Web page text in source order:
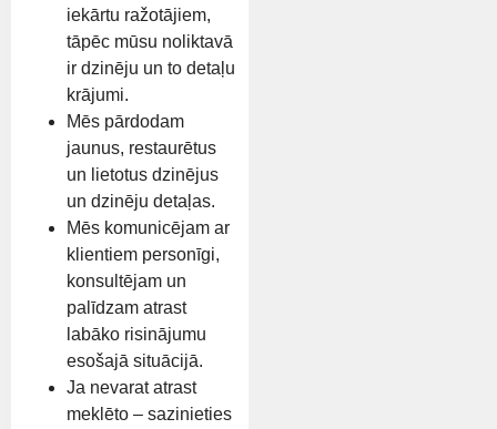
iekārtu ražotājiem,
tāpēc mūsu noliktavā
ir dzinēju un to detaļu
krājumi.
Mēs pārdodam
jaunus, restaurētus
un lietotus dzinējus
un dzinēju detaļas.
Mēs komunicējam ar
klientiem personīgi,
konsultējam un
palīdzam atrast
labāko risinājumu
esošajā situācijā.
Ja nevarat atrast
meklēto – sazinieties